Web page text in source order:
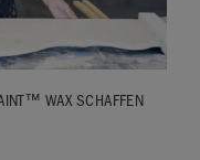
WAX SCHAFFEN